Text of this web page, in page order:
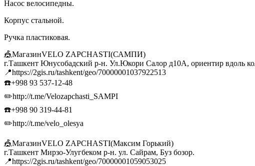
Насос велосипедны.
Корпус стальной.
Ручка пластиковая.
🎪МагазинVELO ZAPCHASTI(САМПИ)
г.Ташкент Юнусобадский р-н. Ул.Юкори Салор д10А, ориентир вдоль
📍https://2gis.ru/tashkent/geo/70000001037922513
☎️+998 93 537-12-48
✏️http://t.me/Velozapchasti_SAMPI
☎️+998 90 319-44-81
✏️http://t.me/velo_olesya
🎪МагазинVELO ZAPCHASTI(Максим Горький)
г.Ташкент Мирзо-Улугбеком р-н. ул. Сайрам, Буз бозор.
📍https://2gis.ru/tashkent/geo/70000001059053025